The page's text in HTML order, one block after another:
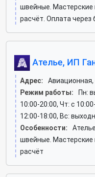
швейные.
расчёт. Оплата через
Ателье, ИП
Адрес:
Режим работы:
Пн:
10:00-20:00, Чт: c
12:00-18:00, Вс:
Особенности:
швейные.
расчёт